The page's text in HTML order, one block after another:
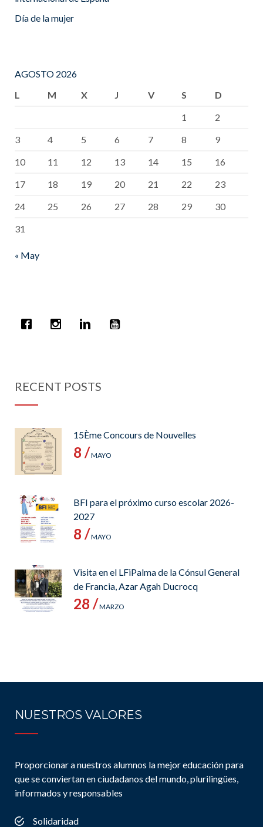
Día de la mujer
AGOSTO 2026
L
M X J V S
D
1
2
3
4 5 6 7 8
9
10
11 12 13 14 15
16
17
18 19 20 21 22
23
24
25 26 27 28 29
30
31
« May
RECENT POSTS
15Ème Concours de Nouvelles
8 /MAYO
BFI para el próximo curso escolar 2026-
2027
8 /MAYO
Visita en el LFiPalma de la Cónsul General
de Francia, Azar Agah Ducrocq
28 /MARZO
NUESTROS VALORES
Proporcionar a nuestros alumnos la mejor educación para
que se conviertan en ciudadanos del mundo, plurilingües,
informados y responsables
Solidaridad